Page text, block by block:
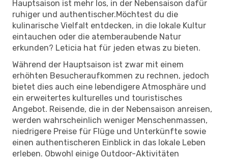
Hauptsaison ist mehr los, in der Nebensaison dafür
ruhiger und authentischer.Möchtest du die
kulinarische Vielfalt entdecken, in die lokale Kultur
eintauchen oder die atemberaubende Natur
erkunden? Leticia hat für jeden etwas zu bieten.
Während der Hauptsaison ist zwar mit einem
erhöhten Besucheraufkommen zu rechnen, jedoch
bietet dies auch eine lebendigere Atmosphäre und
ein erweitertes kulturelles und touristisches
Angebot. Reisende, die in der Nebensaison anreisen,
werden wahrscheinlich weniger Menschenmassen,
niedrigere Preise für Flüge und Unterkünfte sowie
einen authentischeren Einblick in das lokale Leben
erleben. Obwohl einige Outdoor-Aktivitäten